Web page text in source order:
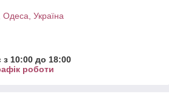
Україна
10:00 до 18:00
роботи